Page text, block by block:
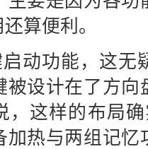
算便利。
动功能，这无
被设计在了方
，这样的布局
加热与两组记